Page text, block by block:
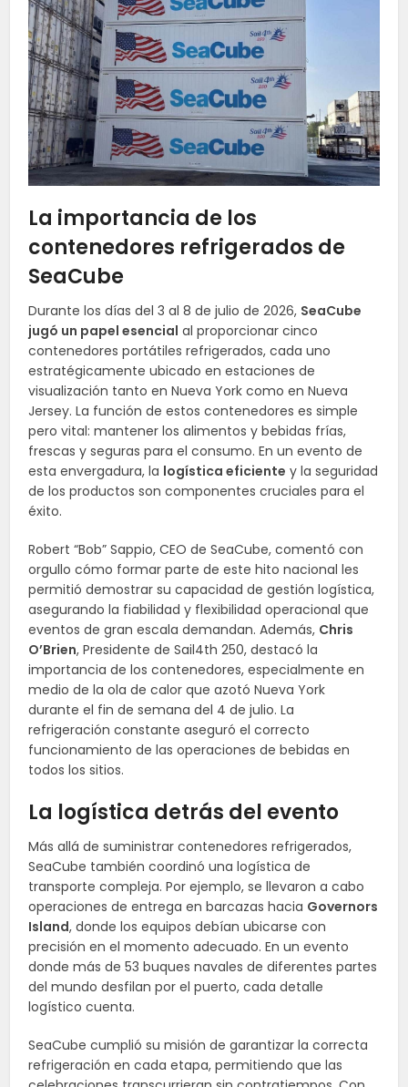
La importancia de los
contenedores refrigerados de
SeaCube
Durante los días del 3 al 8 de julio de 2026, SeaCube
jugó un papel esencial al proporcionar cinco
contenedores portátiles refrigerados, cada uno
estratégicamente ubicado en estaciones de
visualización tanto en Nueva York como en Nueva
Jersey. La función de estos contenedores es simple
pero vital: mantener los alimentos y bebidas frías,
frescas y seguras para el consumo. En un evento de
esta envergadura, la logística eficiente y la seguridad
de los productos son componentes cruciales para el
éxito.
Robert “Bob” Sappio, CEO de SeaCube, comentó con
orgullo cómo formar parte de este hito nacional les
permitió demostrar su capacidad de gestión logística,
asegurando la fiabilidad y flexibilidad operacional que
eventos de gran escala demandan. Además, Chris
O’Brien, Presidente de Sail4th 250, destacó la
importancia de los contenedores, especialmente en
medio de la ola de calor que azotó Nueva York
durante el fin de semana del 4 de julio. La
refrigeración constante aseguró el correcto
funcionamiento de las operaciones de bebidas en
todos los sitios.
La logística detrás del evento
Más allá de suministrar contenedores refrigerados,
SeaCube también coordinó una logística de
transporte compleja. Por ejemplo, se llevaron a cabo
operaciones de entrega en barcazas hacia Governors
Island, donde los equipos debían ubicarse con
precisión en el momento adecuado. En un evento
donde más de 53 buques navales de diferentes partes
del mundo desfilan por el puerto, cada detalle
logístico cuenta.
SeaCube cumplió su misión de garantizar la correcta
refrigeración en cada etapa, permitiendo que las